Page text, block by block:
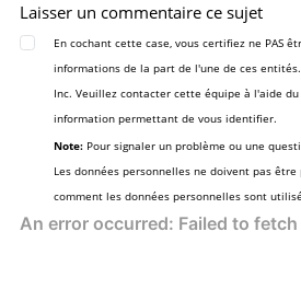
Laisser un commentaire ce sujet
En cochant cette case, vous certifiez ne PAS
informations de la part de l'une de ces
Inc. Veuillez contacter cette équipe à l'aide
information permettant de vous identifier.
Note: Pour signaler un problème ou une
Les données personnelles ne doivent pas
comment les données personnelles sont